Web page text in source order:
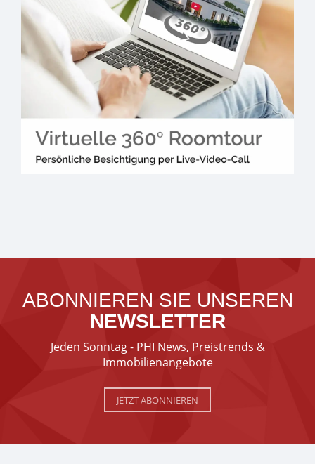
ABONNIEREN SIE UNSEREN
NEWSLETTER
Jeden Sonntag - PHI News, Preistrends &
Immobilienangebote
JETZT ABONNIEREN